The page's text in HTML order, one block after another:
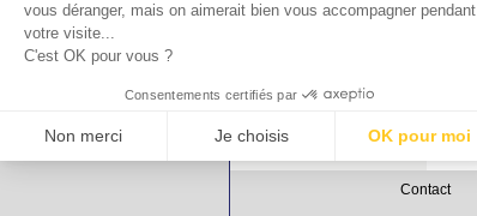
Contact
vous déranger, mais on aimerait bien vous accompagner pendant
votre visite...
C'est OK pour vous ?
Consentements certifiés par
Non merci Je choisis OK pour moi
Plateforme de Gestion du Consentement : Personnalisez vos Options